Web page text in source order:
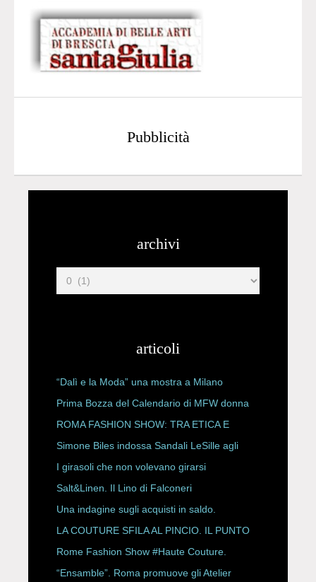
Pubblicità
archivi
articoli
“Dalì e la Moda” una mostra a Milano
Prima Bozza del Calendario di MFW donna
P/E 2027
ROMA FASHION SHOW: TRA ETICA E
HAUTE COUTURE
Simone Biles indossa Sandali LeSille agli
ESPY Awards 2026
I girasoli che non volevano girarsi
Salt&Linen. Il Lino di Falconeri
Una indagine sugli acquisti in saldo.
LA COUTURE SFILA AL PINCIO. IL PUNTO
CON ALESSANDRO ONORATO E
ROBERTA ANGELILLI
Rome Fashion Show #Haute Couture.
“Ensamble”. Roma promuove gli Atelier